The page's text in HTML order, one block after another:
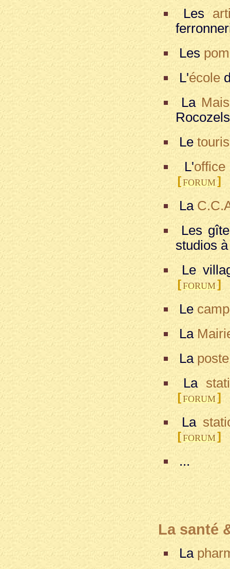
Les
Les
L'école
La
Le
L'
[FORUM]
La
Les
studios
Le
[FORUM]
Le
La
La poste
La
[FORUM]
La
[FORUM]
...
La santé
La